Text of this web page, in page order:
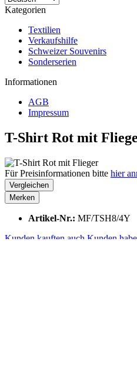
Kategorien
Textilien
Verkaufshilfe
Schweizer Souvenirs
Sonderserien
Informationen
AGB
Impressum
T-Shirt Rot mit
Für Preisinformationen bitte hier
Vergleichen
Merken
Artikel-Nr.: MF/TSH8/4Y
Kunden kauften auch Kunden